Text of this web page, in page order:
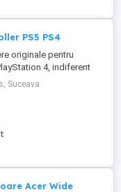
PS5 PS4
originale pentru
4, indiferent
- Manete
(cu drift, butoane
de incarcare, carcase
mi un mesaj in privat
care il doresti.
Suceava
Acer Wide